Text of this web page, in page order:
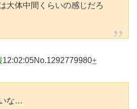
大体中間くらいの感じだろ
12:02:05No.1292779980+
な…